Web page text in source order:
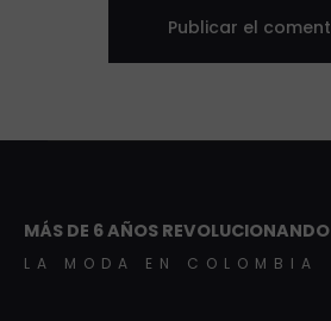
MÁS DE 6 AÑOS REVOLUCIONANDO
LA MODA EN COLOMBIA